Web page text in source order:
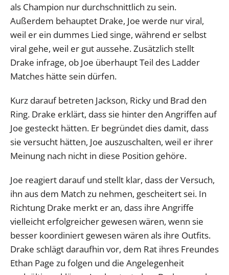
als Champion nur durchschnittlich zu sein.
Außerdem behauptet Drake, Joe werde nur viral,
weil er ein dummes Lied singe, während er selbst
viral gehe, weil er gut aussehe. Zusätzlich stellt
Drake infrage, ob Joe überhaupt Teil des Ladder
Matches hätte sein dürfen.
Kurz darauf betreten Jackson, Ricky und Brad den
Ring. Drake erklärt, dass sie hinter den Angriffen auf
Joe gesteckt hätten. Er begründet dies damit, dass
sie versucht hätten, Joe auszuschalten, weil er ihrer
Meinung nach nicht in diese Position gehöre.
Joe reagiert darauf und stellt klar, dass der Versuch,
ihn aus dem Match zu nehmen, gescheitert sei. In
Richtung Drake merkt er an, dass ihre Angriffe
vielleicht erfolgreicher gewesen wären, wenn sie
besser koordiniert gewesen wären als ihre Outfits.
Drake schlägt daraufhin vor, dem Rat ihres Freundes
Ethan Page zu folgen und die Angelegenheit